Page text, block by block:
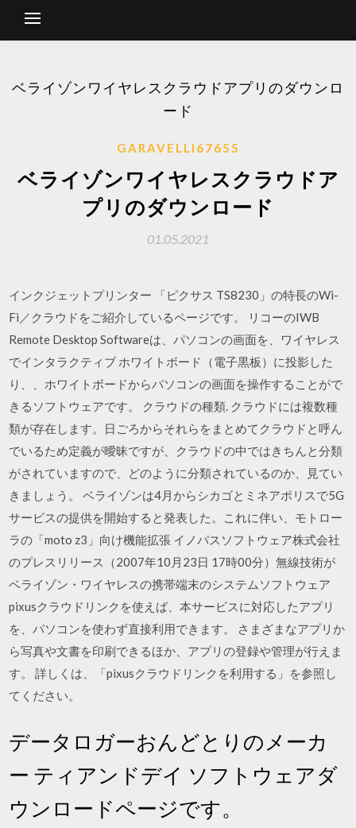
ベライゾンワイヤレスクラウドアプリのダウンロ
ード
GARAVELLI67655
ベライゾンワイヤレスクラウドア
プリのダウンロード
01.05.2021
インクジェットプリンター 「ピクサス TS8230」の特長のWi-
Fi／クラウドをご紹介しているページです。 リコーのIWB
Remote Desktop Softwareは、パソコンの画面を、ワイヤレス
でインタラクティブ ホワイトボード（電子黒板）に投影した
り、、ホワイトボードからパソコンの画面を操作することがで
きるソフトウェアです。 クラウドの種類. クラウドには複数種
類が存在します。日ごろからそれらをまとめてクラウドと呼ん
でいるため定義が曖昧ですが、クラウドの中ではきちんと分類
がされていますので、どのように分類されているのか、見てい
きましょう。 ベライゾンは4月からシカゴとミネアポリスで5G
サービスの提供を開始すると発表した。これに伴い、モトロー
ラの「moto z3」向け機能拡張 イノパスソフトウェア株式会社
のプレスリリース（2007年10月23日 17時00分）無線技術が
ベライゾン・ワイヤレスの携帯端末のシステムソフトウェア
pixusクラウドリンクを使えば、本サービスに対応したアプリ
を、パソコンを使わず直接利用できます。 さまざまなアプリか
ら写真や文書を印刷できるほか、アプリの登録や管理が行えま
す。 詳しくは、「pixusクラウドリンクを利用する」を参照し
てください。
データロガーおんどとりのメーカ
ー ティアンドデイ ソフトウェアダ
ウンロードページです。